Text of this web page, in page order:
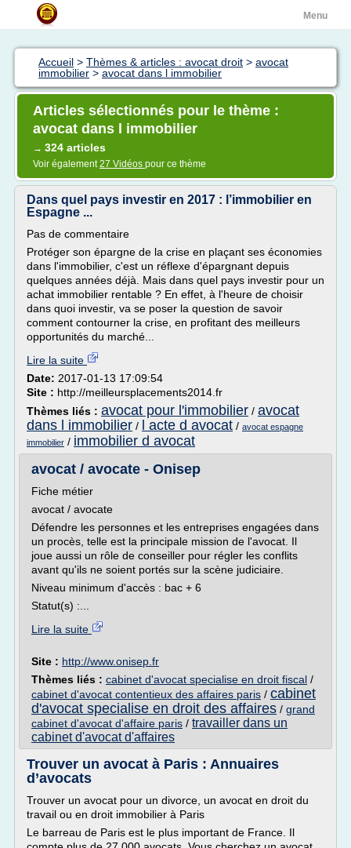
Menu
Accueil > Thèmes & articles : avocat droit > avocat
immobilier > avocat dans l immobilier
Articles sélectionnés pour le thème :
avocat dans l immobilier
→ 324 articles
Voir également27 Vidéos pour ce thème
Dans quel pays investir en 2017 : l’immobilier en
Espagne ...
Pas de commentaire
Protéger son épargne de la crise en plaçant ses économies
dans l'immobilier, c'est un réflexe d'épargnant depuis
quelques années déjà. Mais dans quel pays investir pour un
achat immobilier rentable ? En effet, à l'heure de choisir
dans quoi investir, va se poser la question de savoir
comment contourner la crise, en profitant des meilleurs
opportunités du marché...
Lire la suite
Date: 2017-01-13 17:09:54
Site : http://meilleursplacements2014.fr
Thèmes liés : avocat pour l'immobilier / avocat
dans l immobilier / l acte d avocat / avocat espagne
immobilier / immobilier d avocat
avocat / avocate - Onisep
Fiche métier
avocat / avocate
Défendre les personnes et les entreprises engagées dans
un procès, telle est la principale mission de l'avocat. Il
joue aussi un rôle de conseiller pour régler les conflits
avant qu'ils ne soient portés sur la scène judiciaire.
Niveau minimum d'accès : bac + 6
Statut(s) :...
Lire la suite
Site : http://www.onisep.fr
Thèmes liés : cabinet d'avocat specialise en droit fiscal /
cabinet d'avocat contentieux des affaires paris / cabinet
d'avocat specialise en droit des affaires / grand
cabinet d'avocat d'affaire paris / travailler dans un
cabinet d'avocat d'affaires
Trouver un avocat à Paris : Annuaires
d’avocats
Trouver un avocat pour un divorce, un avocat en droit du
travail ou en droit immobilier à Paris
Le barreau de Paris est le plus important de France. Il